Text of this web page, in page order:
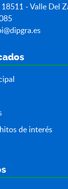
- Valle Del
de interés